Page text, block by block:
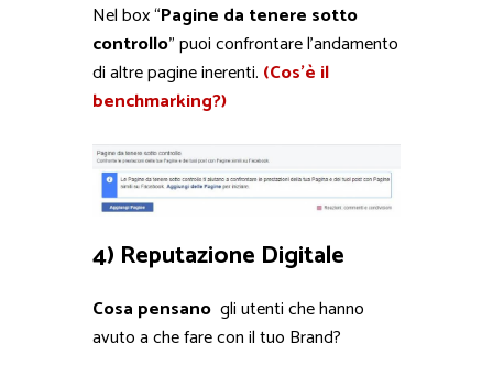
Nel box “Pagine da tenere sotto
controllo” puoi confrontare l’andamento
di altre pagine inerenti. (Cos’è il
benchmarking?)
4) Reputazione Digitale
Cosa pensano gli utenti che hanno
avuto a che fare con il tuo Brand?